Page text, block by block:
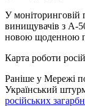
У моніторинговій
винищувачів з А-
новою щоденною
Карта роботи
Раніше у Мережі
Український
російських